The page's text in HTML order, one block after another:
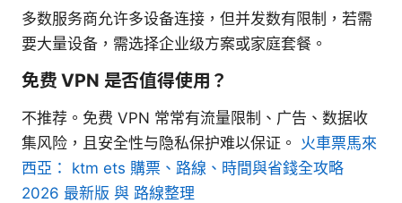
多数服务商允许多设备连接，但并发数有限制，若需
要大量设备，需选择企业级方案或家庭套餐。
免费 VPN 是否值得使用？
不推荐。免费 VPN 常常有流量限制、广告、数据收
集风险，且安全性与隐私保护难以保证。 火車票馬來
西亞： ktm ets 購票、路線、時間與省錢全攻略
2026 最新版 與 路線整理